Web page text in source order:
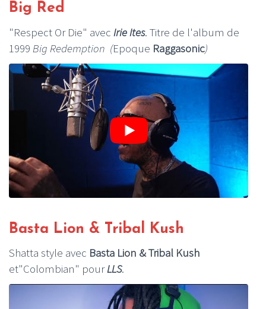
Big Red
"Respect Or Die" avec Irie Ites. Titre de l'album de
1999 Big Redemption (Epoque Raggasonic)
Basta Lion & Tribal Kush
Shatta style avec Basta Lion & Tribal Kush
et"Colombian" pourLLS.